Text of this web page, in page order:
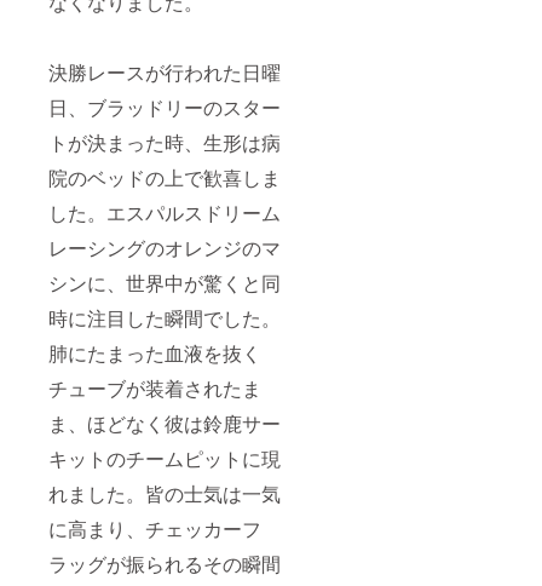
決勝レースが行われた日曜
日、ブラッドリーのスター
トが決まった時、生形は病
院のベッドの上で歓喜しま
した。エスパルスドリーム
レーシングのオレンジのマ
シンに、世界中が驚くと同
時に注目した瞬間でした。
肺にたまった血液を抜く
チューブが装着されたま
ま、ほどなく彼は鈴鹿サー
キットのチームピットに現
れました。皆の士気は一気
に高まり、チェッカーフ
ラッグが振られるその瞬間